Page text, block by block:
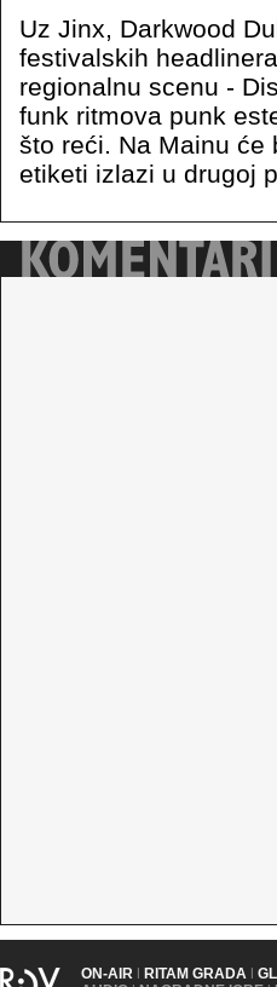
Uz Jinx, Darkwood
festivalskih
regionalnu scenu -
funk ritmova punk
što reći. Na Mainu će
etiketi izlazi u drugoj
ON-AIR | RITAM GRADA |